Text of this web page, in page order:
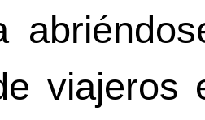
viajeros